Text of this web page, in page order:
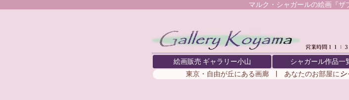
マルク・シャガールの絵画『ザ
絵画販売 ギャラリー小山 シャガール作品一
東京・自由が丘にある画廊 | あなたのお部屋に シ